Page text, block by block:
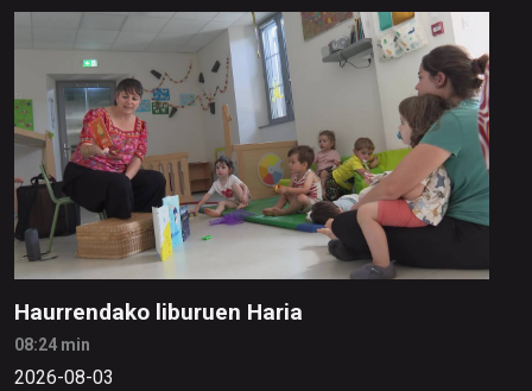
Haurrendako liburuen Haria
08:24 min
2026-08-03